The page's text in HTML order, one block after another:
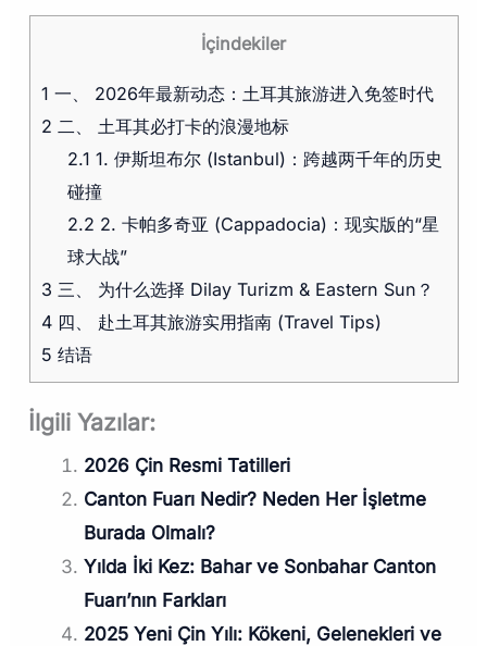
İçindekiler
1 一、 2026年最新动态：土耳其旅游进入免签时代
2 二、 土耳其必打卡的浪漫地标
2.1 1. 伊斯坦布尔 (Istanbul)：跨越两千年的历史
碰撞
2.2 2. 卡帕多奇亚 (Cappadocia)：现实版的“星
球大战”
3 三、 为什么选择 Dilay Turizm & Eastern Sun？
4四、 赴土耳其旅游实用指南 (Travel Tips)
5 结语
İlgili Yazılar:
2026 Çin Resmi Tatilleri
Canton Fuarı Nedir? Neden Her İşletme
Burada Olmalı?
Yılda İki Kez: Bahar ve Sonbahar Canton
Fuarı’nın Farkları
2025 Yeni Çin Yılı: Kökeni, Gelenekleri ve